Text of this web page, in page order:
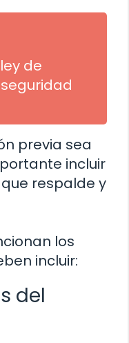
de
previa sea
incluir
respalde y
los
incluir:
del